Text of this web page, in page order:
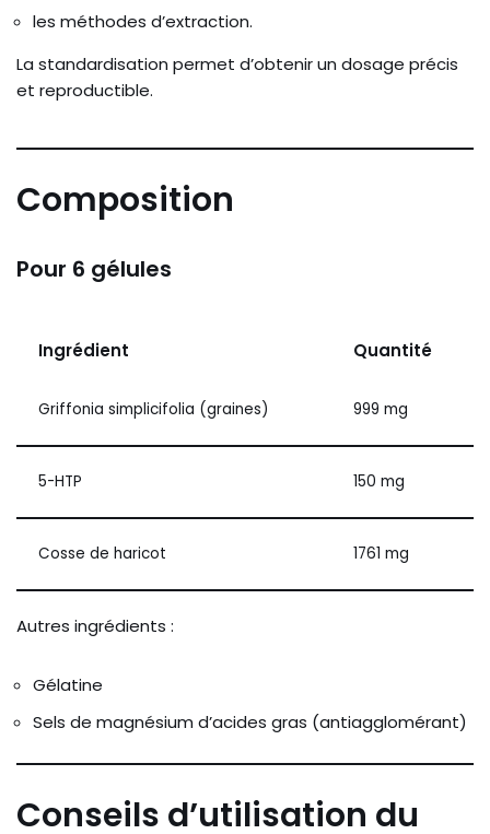
les méthodes d’extraction.
La standardisation permet d’obtenir un dosage précis
et reproductible.
Composition
Pour 6 gélules
Ingrédient Quantité
Griffonia simplicifolia (graines) 999 mg
5-HTP 150 mg
Cosse de haricot 1761 mg
Autres ingrédients :
Gélatine
Sels de magnésium d’acides gras (antiagglomérant)
Conseils d’utilisation du